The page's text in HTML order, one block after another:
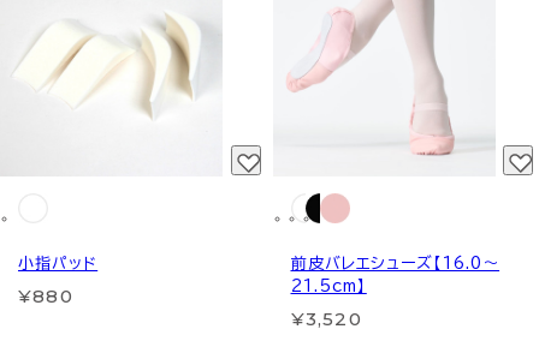
小指パッド
¥880
前皮バレエシューズ【16.0～
21.5cm】
¥3,520